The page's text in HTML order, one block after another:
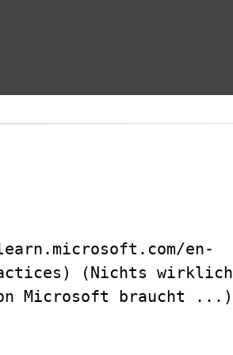
en-
(Nichts wirklich
Microsoft braucht ...)